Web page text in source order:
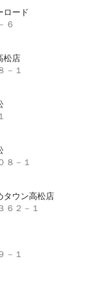
ード
６
松店
－１
８－１
ウン高松店
６２－１
－１